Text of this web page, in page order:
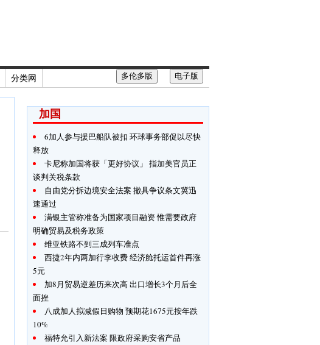
分类网 电子版
多伦多版
加国
6加人参与援巴船队被扣 环球事务部促以尽快
释放
卡尼称加国将获「更好协议」 指加美官员正
谈判关税条款
自由党分拆边境安全法案 撤具争议条文冀迅
速通过
满银主管称准备为国家项目融资 惟需要政府
明确贸易及税务政策
维亚铁路不到三成列车准点
西捷2年内两加行李收费 经济舱托运首件再涨
5元
加8月贸易逆差历来次高 出口增长3个月后全
面挫
八成加人拟减假日购物 预期花1675元按年跌
10%
福特允引入新法案 限政府采购安省产品